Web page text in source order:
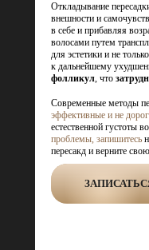
Откладывание
внешности и
в себе и прибавляя
волосами путем
для эстетики и не
к дальнейшему
фолликул, что
Современные методы
эффективные и не
естественной густоты
проблемы, запишитесь
пересакд и верните